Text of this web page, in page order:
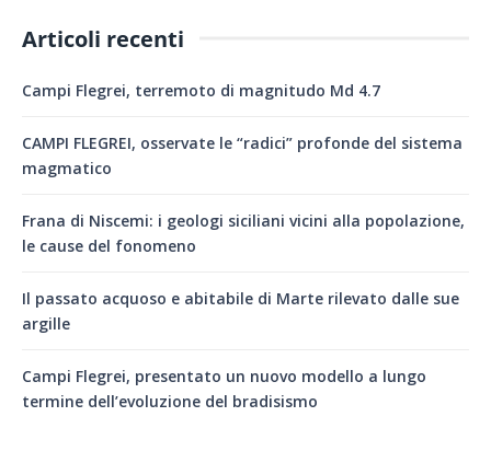
Articoli recenti
Campi Flegrei, terremoto di magnitudo Md 4.7
CAMPI FLEGREI, osservate le “radici” profonde del sistema
magmatico
Frana di Niscemi: i geologi siciliani vicini alla popolazione,
le cause del fonomeno
Il passato acquoso e abitabile di Marte rilevato dalle sue
argille
Campi Flegrei, presentato un nuovo modello a lungo
termine dell’evoluzione del bradisismo